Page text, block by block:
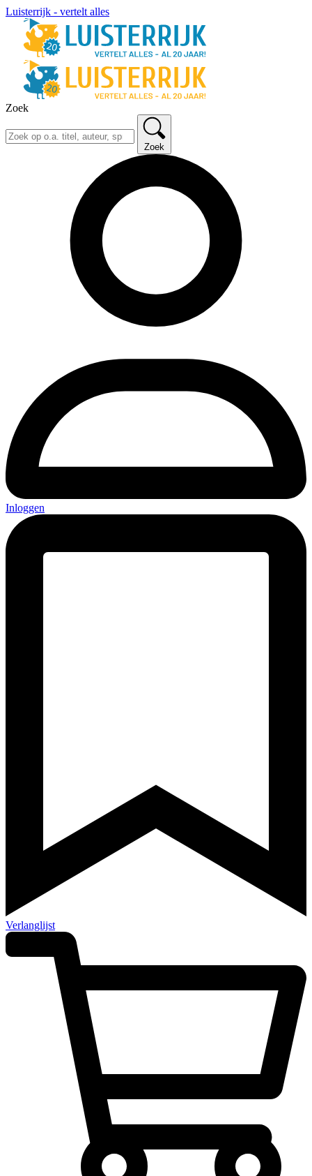
Luisterrijk - vertelt alles
Zoek
Zoek
Inloggen
Verlanglijst